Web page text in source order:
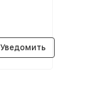
Уведомить